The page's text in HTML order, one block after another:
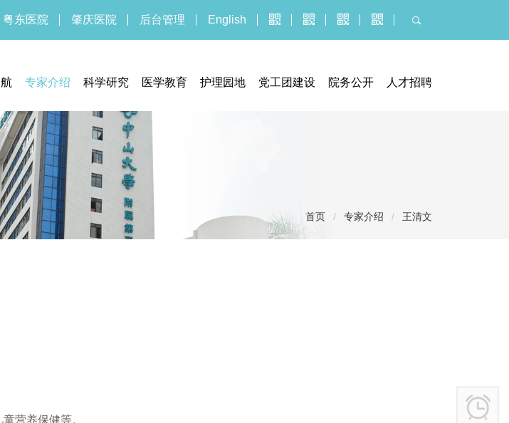
粤东医院 肇庆医院 后台管理 English
专家介绍 科学研究
医学伦理委员会
实验医学部
期刊中心
医学教育 护理园地 党工团建设 院务公开
社会捐赠
人才招聘
首页 / 专家介绍 / 王清文
营养保健等。